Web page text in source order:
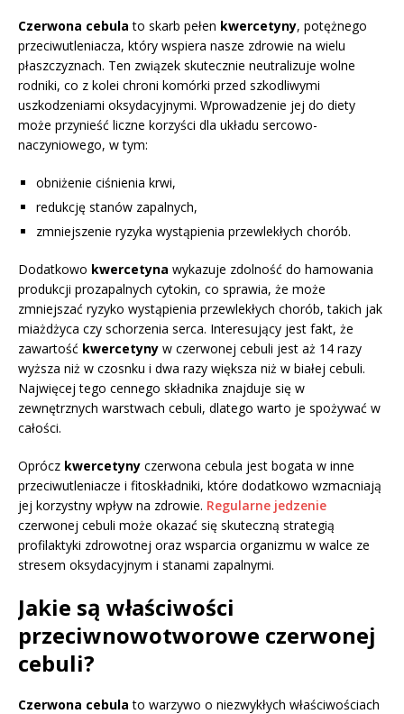
Czerwona cebula to skarb pełen kwercetyny, potężnego
przeciwutleniacza, który wspiera nasze zdrowie na wielu
płaszczyznach. Ten związek skutecznie neutralizuje wolne
rodniki, co z kolei chroni komórki przed szkodliwymi
uszkodzeniami oksydacyjnymi. Wprowadzenie jej do diety
może przynieść liczne korzyści dla układu sercowo-
naczyniowego, w tym:
obniżenie ciśnienia krwi,
redukcję stanów zapalnych,
zmniejszenie ryzyka wystąpienia przewlekłych chorób.
Dodatkowo kwercetyna wykazuje zdolność do hamowania
produkcji prozapalnych cytokin, co sprawia, że może
zmniejszać ryzyko wystąpienia przewlekłych chorób, takich jak
miażdżyca czy schorzenia serca. Interesujący jest fakt, że
zawartość kwercetyny w czerwonej cebuli jest aż 14 razy
wyższa niż w czosnku i dwa razy większa niż w białej cebuli.
Najwięcej tego cennego składnika znajduje się w
zewnętrznych warstwach cebuli, dlatego warto je spożywać w
całości.
Oprócz kwercetyny czerwona cebula jest bogata w inne
przeciwutleniacze i fitoskładniki, które dodatkowo wzmacniają
jej korzystny wpływ na zdrowie. Regularne jedzenie
czerwonej cebuli może okazać się skuteczną strategią
profilaktyki zdrowotnej oraz wsparcia organizmu w walce ze
stresem oksydacyjnym i stanami zapalnymi.
Jakie są właściwości
przeciwnowotworowe czerwonej
cebuli?
Czerwona cebula to warzywo o niezwykłych właściwościach